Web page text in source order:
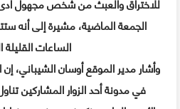
الجمعة الماضية، مشيرة إلى أنه
الساعات القليلة
وأشار مدير الموقع أوسان الشيباني،
في مدونة أحد الزوار المشاركين